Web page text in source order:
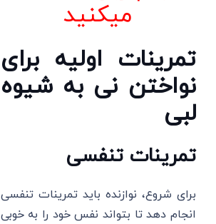
میکنید
تمرینات اولیه برای
نواختن نی به شیوه
لبی
تمرینات تنفسی
برای شروع، نوازنده باید تمرینات تنفسی
انجام دهد تا بتواند نفس خود را به خوبی